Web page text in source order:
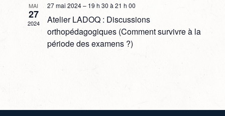
MAI
27
2024
27 mai 2024 – 19 h 30 à 21 h 00
Atelier LADOQ : Discussions
orthopédagogiques (Comment survivre à la
période des examens ?)